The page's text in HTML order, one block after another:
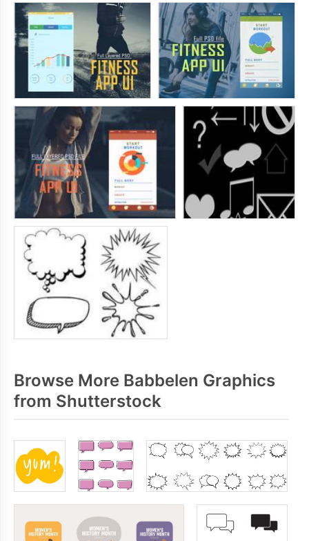
Browse More Babbelen Graphics
from Shutterstock